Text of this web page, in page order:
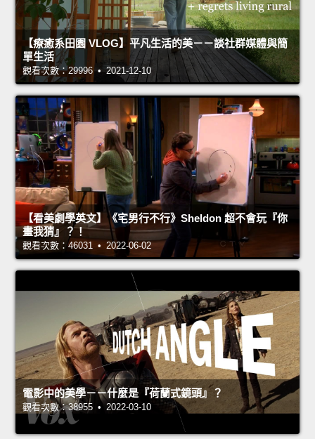
【療癒系田園 VLOG】平凡生活的美－－談社群媒體與簡
單生活
觀看次數：29996 • 2021-12-10
【看美劇學英文】《宅男行不行》Sheldon 超不會玩『你
畫我猜』？！
觀看次數：46031 • 2022-06-02
電影中的美學－－什麼是『荷蘭式鏡頭』？
觀看次數：38955 • 2022-03-10